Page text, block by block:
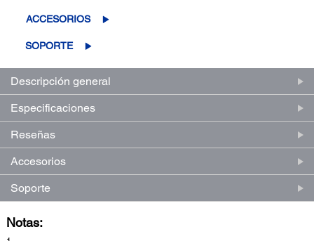
ACCESORIOS
SOPORTE
Descripción general
Especificaciones
Reseñas
Accesorios
Soporte
Notas: